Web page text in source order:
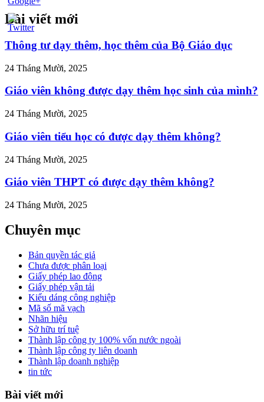
quy-
2">
Bài viết mới
Thông tư dạy thêm, học thêm của Bộ Giáo dục
24 Tháng Mười, 2025
Giáo viên không được dạy thêm học sinh của mình?
24 Tháng Mười, 2025
Giáo viên tiểu học có được dạy thêm không?
24 Tháng Mười, 2025
Giáo viên THPT có được dạy thêm không?
24 Tháng Mười, 2025
Chuyên mục
Bản quyền tác giả
Chưa được phân loại
Giấy phép lao động
Giấy phép vận tải
Kiểu dáng công nghiệp
Mã số mã vạch
Nhãn hiệu
Sở hữu trí tuệ
Thành lập công ty 100% vốn nước ngoài
Thành lập công ty liên doanh
Thành lập doanh nghiệp
tin tức
Bài viết mới